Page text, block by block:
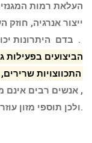
העלאת רמות
ייצור אנרגיה,
בדם .
הביצועים בפעילות
התכווצויות
, אנשים רבים אינם
ולכן תוספי מזון עוזרים למלא את הפער התזונתי הזה.